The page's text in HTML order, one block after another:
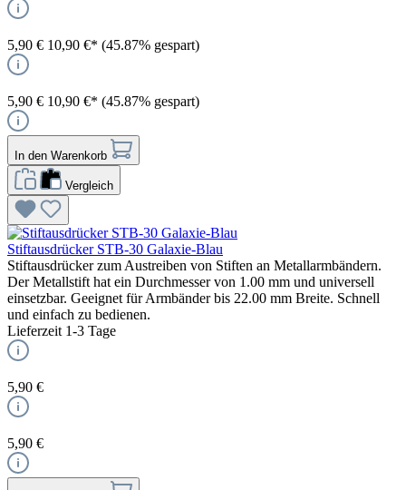
5,90 € 10,90 €* (45.87% gespart)
5,90 € 10,90 €* (45.87% gespart)
In den Warenkorb
Vergleich
Stiftausdrücker STB-30 Galaxie-Blau
Stiftausdrücker zum Austreiben von Stiften an Metallarmbändern.
Der Metallstift hat ein Durchmesser von 1.00 mm und universell
einsetzbar. Geeignet für Armbänder bis 22.00 mm Breite. Schnell
und einfach zu bedienen.
Lieferzeit 1-3 Tage
5,90 €
5,90 €